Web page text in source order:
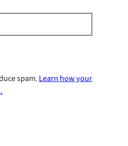
spam. Learn how your